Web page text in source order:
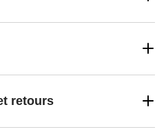
retours